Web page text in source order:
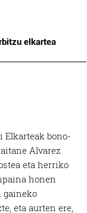
elkartea
Elkarteak bono-
Alvarez
eta herriko
honen
gaineko
eta aurten ere,